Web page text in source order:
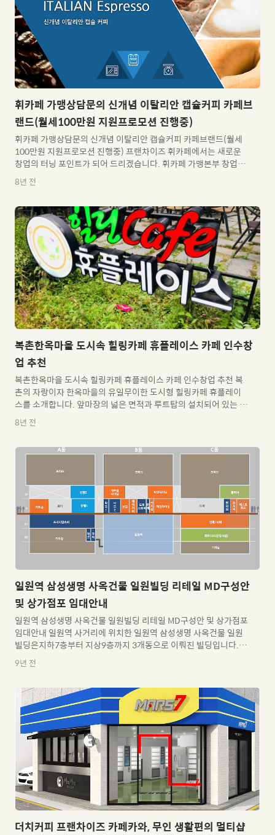
수 있도록 지속적인 노력과 신뢰를 보여드릴 것을 약속드립니다. 이
제 시대의 키워드는가성비(Cost-Effectiveness) 입니다..
휘카페 가맹상담문의 신개념 이탈리안 캡슐커피 카페브
랜드(월세100만원 지원프로모션 진행중)
휘카페 가맹상담문의 신개념 이탈리안 캡슐커피 카페브랜드(월세
100만원 지원프로모션 진행중) 프랜차이즈 휘카페에서는 새로운
창업의 터닝 포인트가 되어 드리겠습니다. 휘카페 가맹본부 창업소
개글 프랜차이즈 전문 기업 휘카페(Whi Cafe)는청호나이스와 제
휴하여 가맹비 및 창업비는 줄이고최소 자본으로만 창업할 수 있도
성과 소멸의 과정을 거치는 프랜차이즈 업계에서휘카페는 지금처
럼 꾸준히 노력하고, 성장하여 창업자분들의 든든한 파트너가 되기
위해최선의 노력을 다하고 있습니다. 여러분의 든든한 파트너 휘카
페(Whi Cafe)와 함께꿈꾸는 모든 일을 이루시기를 진심으로 기원
합니다. 감사합니다. 프랜차이즈 카페브랜드 휘카페 WHI CAFE 청
호나이스와 제휴..
8년 전
복촌한옥마을 도시속 힐링카페 휴플레이스 카페 인수창
업 추천
복촌한옥마을 도시속 힐링카페 휴플레이스 카페 인수창업 추천 복
촌의 자랑이자 한옥마을의 유일무이한 도시형 힐링카페 휴플레이
스를 소개합니다. 앞마장의 넓은 면적과 루트탑의 설치되어 있는 옥
상전망그리고 깔끔하면서 세련된 인테리어가 되어 있는 1층과 2층
어디하나 흠잡을 곳이 없는 력셔리한 힐링카페입니다. 월 평균 매출
스 디져트와 맥주도 판매하고 있으며,방송계의 영화인터뷰장소 및
짭짭한 편입니다. 공격적인 대관사업을 하는 곳이 아닌대로꾸준한
대관요청이 이어지고 있으며, 복촌일때의 찾기드믄힐링컨셉의 카
페라 소규모 하우스웨딩도 가능한 곳입니다. 현재,1층 일반음식과
2층 휴게음식으로 2가지 인허가..
8년 전
일원역 삼성생명 사옥건물 일원빌딩 리테일 MD구성안
및 상가점포 임대안내
일원역 삼성생명 사옥건물 일원빌딩 리테일 MD구성안 및 상가점포
임대안내 일원역 사거리에 위치한 일원역 삼성생명 사옥건물 일원
빌딩은지하7층부터 지상9층까지 3개동으로 이뤄진 빌딩입니다.
2018년 3월 준공을 앞두고활발한 입점상담 및 현장투어를 진행하
고 있으니많은 관심바랍니다. 최근 인근 일원역 아파트 주민층에서
서의 임대기본정책으로는개인사업자들에게는 임대계약을 받지 않
고 법인에 대해서만 가능한 정책방향이라모두 거절된 상태입니다.
향후 임대문의를 주시는 모든 수요분들에게 미리 공지합니다만개
인 브랜드로는 임대계약이 불가하오니, 필히 프랜차이즈 본사 또는
체인사업본사측에 대형 브랜드 상담을 미리미리 받아주시길 바랍
니다. 오늘은 아직까지 공개되지 못한 ..
9년 전
더치커피 프랜차이즈 카페카와, 무인 생활편의 멀티샵